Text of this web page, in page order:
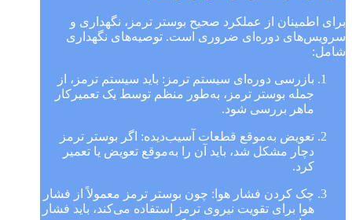
برای اطمینان از عملکرد صحیح بوستر ترمز، نگهداری و
سرویس‌های دوره‌ای ضروری است. توصیه‌های نگهداری
شامل:
بازرسی دوره‌ای سیستم ترمز: باید سیستم ترمز، از
جمله بوستر ترمز، به‌طور منظم توسط یک تعمیرکار
ماهر بررسی شود.
تعویض به‌موقع قطعات آسیب‌دیده: اگر بوستر ترمز
دچار مشکل شد، باید آن را به‌موقع تعویض یا تعمیر
کرد.
چک کردن فشار هوا: چون بوستر ترمز معمولاً از فشار
هوا برای تقویت نیروی ترمز استفاده می‌کند، باید فشار